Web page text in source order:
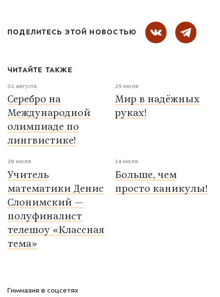
ПОДЕЛИТЕСЬ ЭТОЙ НОВОСТЬЮ
ЧИТАЙТЕ ТАКЖЕ
01 августа
Серебро на
Международной
олимпиаде по
лингвистике!
29 июля
Мир в надёжных
руках!
28 июля
Учитель
математики Денис
Слонимский —
полуфиналист
телешоу «Классная
тема»
14 июля
Больше, чем
просто каникулы!
Гимназия в соцсетях